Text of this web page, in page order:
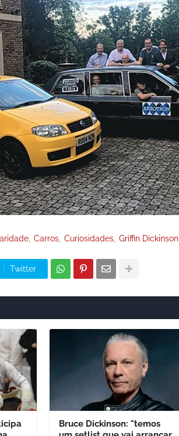
Carros Curiosidades Griffin Dickinson
Twitter
Bruce Dickinson: "temos